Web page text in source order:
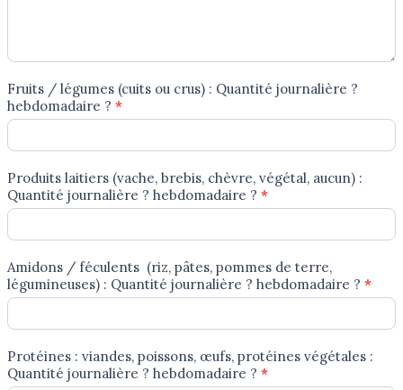
Fruits / légumes (cuits ou crus) : Quantité journalière ?
hebdomadaire ? *
Produits laitiers (vache, brebis, chèvre, végétal, aucun) :
Quantité journalière ? hebdomadaire ? *
Amidons / féculents (riz, pâtes, pommes de terre,
légumineuses) : Quantité journalière ? hebdomadaire ? *
Protéines : viandes, poissons, œufs, protéines végétales :
Quantité journalière ? hebdomadaire ? *